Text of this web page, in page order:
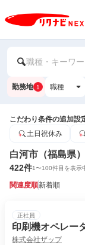
職種・キーワ
勤務地 1 職種
こだわり条件の追加設
土日祝休み
白河市（福島県
422件1〜100件目を表示
関連度順新着順
正社員
印刷機オペレー
株式会社ザップ